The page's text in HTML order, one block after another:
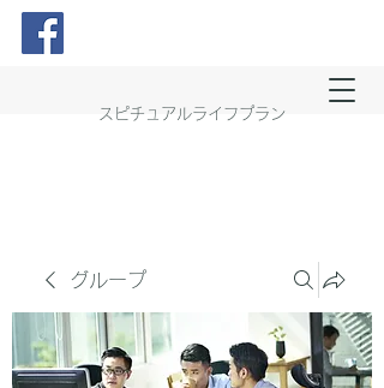
スピチュアルライフプラン
グループ